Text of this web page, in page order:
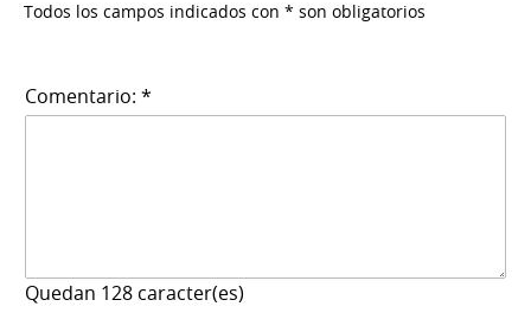
Todos los campos indicados con * son obligatorios
Comentario: *
Quedan 128 caracter(es)